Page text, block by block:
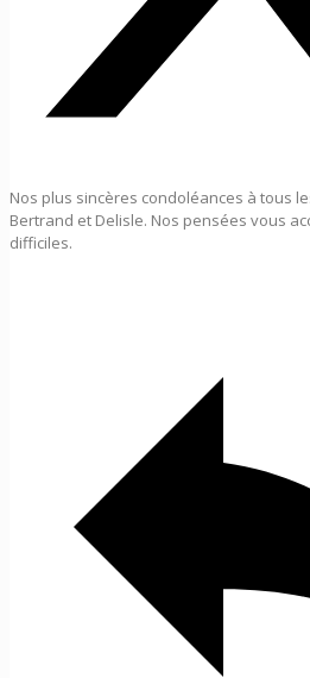
Nos plus sincères condoléances à tous
Bertrand et Delisle. Nos pensées vous
difficiles.